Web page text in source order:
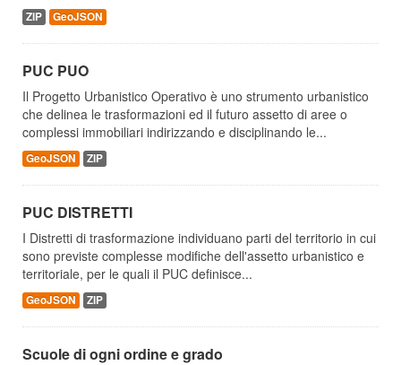
ZIP GeoJSON
PUC PUO
Il Progetto Urbanistico Operativo è uno strumento urbanistico
che delinea le trasformazioni ed il futuro assetto di aree o
complessi immobiliari indirizzando e disciplinando le...
GeoJSON ZIP
PUC DISTRETTI
I Distretti di trasformazione individuano parti del territorio in cui
sono previste complesse modifiche dell'assetto urbanistico e
territoriale, per le quali il PUC definisce...
GeoJSON ZIP
Scuole di ogni ordine e grado